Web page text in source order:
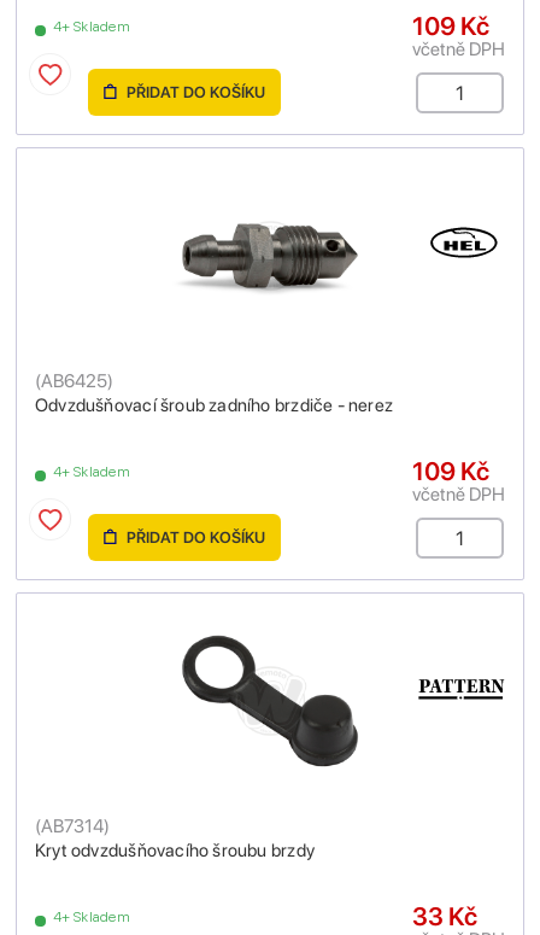
4+ Skladem 109 Kč
včetně DPH
PŘIDAT DO KOŠÍKU
Odvzdušňovací šroub zadního brzdiče - nerez
(AB6425)
4+ Skladem 109 Kč
včetně DPH
PŘIDAT DO KOŠÍKU
Kryt odvzdušňovacího šroubu brzdy
(AB7314)
4+ Skladem 33 Kč